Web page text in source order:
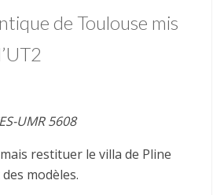
de Toulouse mis
UMR 5608
restituer le villa de Pline
modèles.